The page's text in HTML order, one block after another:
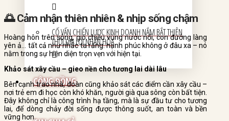
CỐ VẤN CHIẾN LƯỢC KINH DOANH NẮM BẮT THIÊN
THỜI ĐỊA LỢI NHÂN HÒA
CỘNG ĐỒNG
🌅 Cảm nhận thiên nhiên & nhịp sống chậm
Hoàng hôn trên sông, gió chiều vùng nước nổi, con đường làng
yên ả… tất cả như nhắc ta rằng: hạnh phúc không ở đâu xa – nó
nằm trong sự hiện diện trọn vẹn với hiện tại.
Khảo sát xây cầu – gieo nền cho tương lai dài lâu
Bên cạnh trao nhà, đoàn cũng khảo sát các điểm cần xây cầu –
nơi trẻ em đi học còn khó khăn, người già qua sông còn bất tiện.
Đây không chỉ là công trình hạ tầng, mà là sự đầu tư cho tương
lai, để dòng chảy đời sống được thông suốt, an toàn và bền
vững hơn.